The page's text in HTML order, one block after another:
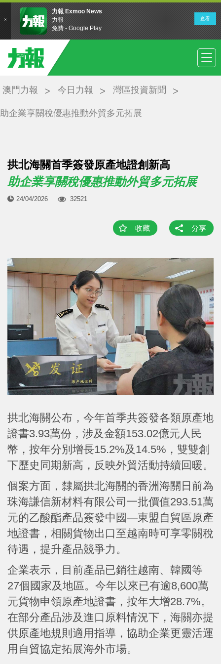
澳門力報 今日力報 灣區投資新聞
助企業享關稅優惠推動外貿多元拓展
拱北海關首季簽發原產地證創新高
助企業享關稅優惠推動外貿多元拓展
24/04/2026 32521
收藏 分享
拱北海關公布，今年首季共簽發各類原產地
證書3.93萬份，涉及金額153.02億元人民
幣，按年分別增長15.2%及14.5%，雙雙創
下歷史同期新高，反映外貿活動持續回暖。
個案方面，隸屬拱北海關的香洲海關日前為
珠海謙信新材料有限公司一批價值293.51萬
元的乙酸酯產品簽發中國—東盟自貿區原產
地證書，相關貨物出口至越南時可享零關稅
待遇，提升產品競爭力。
企業表示，目前產品已銷往越南、韓國等
27個國家及地區。今年以來已有逾8,600萬
元貨物申領原產地證書，按年大增28.7%。
在部分產品涉及進口原料情況下，海關亦提
供原產地規則適用指導，協助企業更靈活運
用自貿協定拓展海外市場。